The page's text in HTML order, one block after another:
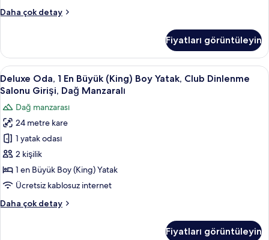
Salonu
Manzaralı
için
tüm
fotoğrafları
görün
Daha çok detay
Deluxe
Büyük
(King)
Boy
Yatak,
Dinlenme
Salonu
Girişi,
Şehir
Manzaralı
daha
fazla
Fiyatları görüntüleyin
Deluxe
Oda,
En
Büyük
(King)
Boy
Yatak,
Club
Salonu
Kaliteli yatak takımı, odada kasa, masa
2
Deluxe Oda, 1 En Büyük (King) Boy Yatak, Club Dinlenme
Salonu Girişi, Dağ Manzaralı
Dağ manzarası
24 metre kare
1 yatak odası
2 kişilik
1 en Büyük Boy (King) Yatak
Ücretsiz kablosuz internet
Daha çok detay
Deluxe
Fiyatları görüntüleyin